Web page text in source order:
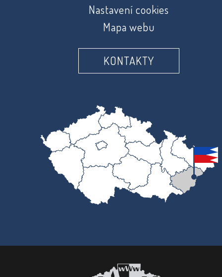
Nastavení cookies
Mapa webu
KONTAKTY